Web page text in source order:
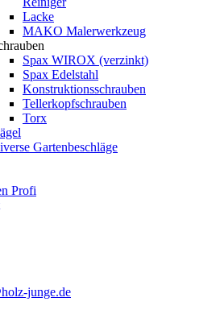
Lacke
MAKO Malerwerkzeug
Spax WIROX (verzinkt)
Spax Edelstahl
Konstruktionsschrauben
Tellerkopfschrauben
Torx
Gartenbeschläge
Profi
junge.de